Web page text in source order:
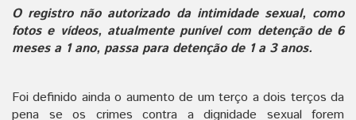
O registro não autorizado da intimidade sexual, como
fotos e vídeos, atualmente punível com detenção de 6
meses a 1 ano, passa para detenção de 1 a 3 anos.
Foi definido ainda o aumento de um terço a dois terços da
pena se os crimes contra a dignidade sexual forem